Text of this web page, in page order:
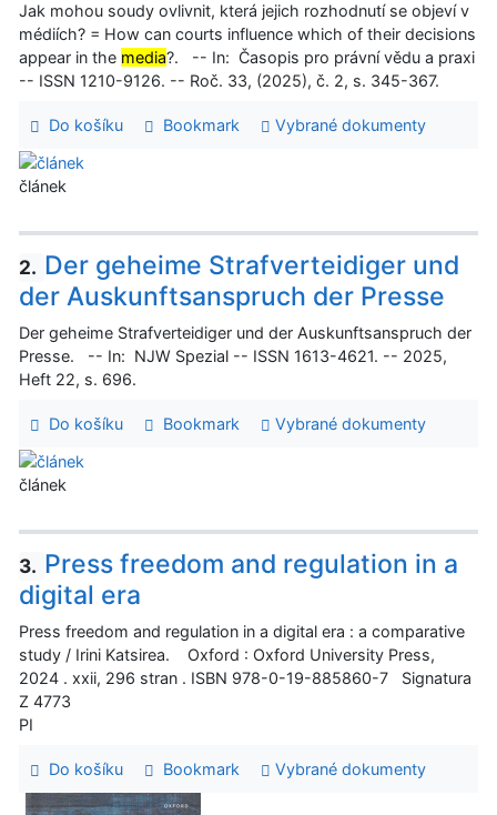
Jak mohou soudy ovlivnit, která jejich rozhodnutí se objeví v
médiích? = How can courts influence which of their decisions
appear in the media?. -- In: Časopis pro právní vědu a praxi
-- ISSN 1210-9126. -- Roč. 33, (2025), č. 2, s. 345-367.
Do košíku Bookmark Vybrané dokumenty
článek
2. Der geheime Strafverteidiger und
der Auskunftsanspruch der Presse
Der geheime Strafverteidiger und der Auskunftsanspruch der
Presse. -- In: NJW Spezial -- ISSN 1613-4621. -- 2025,
Heft 22, s. 696.
Do košíku Bookmark Vybrané dokumenty
článek
3. Press freedom and regulation in a
digital era
Press freedom and regulation in a digital era : a comparative
study / Irini Katsirea. Oxford : Oxford University Press,
2024 . xxii, 296 stran . ISBN 978-0-19-885860-7 Signatura
Z 4773
PI
Do košíku Bookmark Vybrané dokumenty